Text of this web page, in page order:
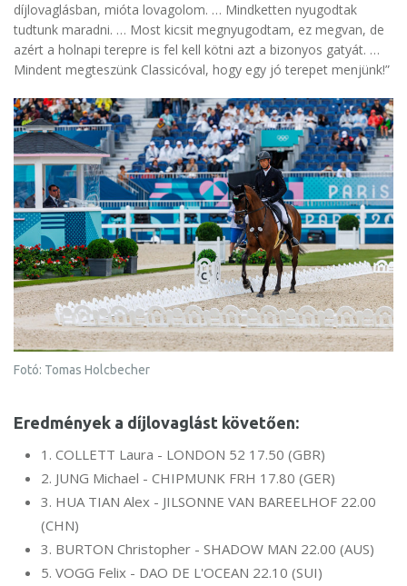
díjlovaglásban, mióta lovagolom. … Mindketten nyugodtak
tudtunk maradni. … Most kicsit megnyugodtam, ez megvan, de
azért a holnapi terepre is fel kell kötni azt a bizonyos gatyát. …
Mindent megteszünk Classicóval, hogy egy jó terepet menjünk!”
Fotó: Tomas Holcbecher
Eredmények a díjlovaglást követően:
1. COLLETT Laura - LONDON 52 17.50 (GBR)
2. JUNG Michael - CHIPMUNK FRH 17.80 (GER)
3. HUA TIAN Alex - JILSONNE VAN BAREELHOF 22.00
(CHN)
3. BURTON Christopher - SHADOW MAN 22.00 (AUS)
5. VOGG Felix - DAO DE L'OCEAN 22.10 (SUI)